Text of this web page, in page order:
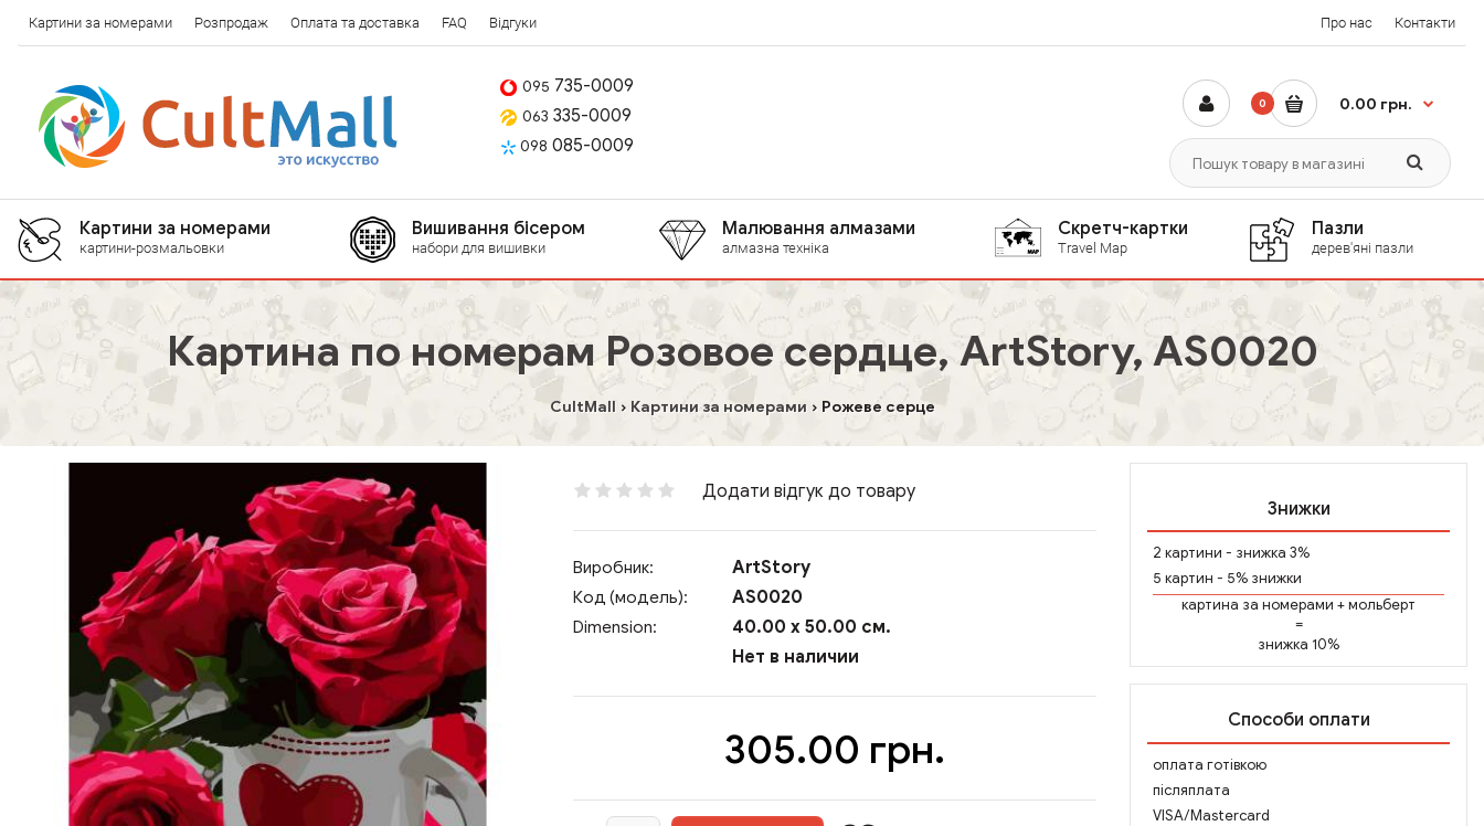
Картини за номерами Розпродаж Оплата та доставка FAQ Відгуки Про нас Контакти
095 735-0009
063 335-0009
098 085-0009
0 0.00 грн.
Картини за номерами
картини-розмальовки
Вишивання бісером
набори для вишивки
Малювання алмазами
алмазна техніка
Скретч-картки
Travel Map
Пазли
дерев'яні пазли
Картина по номерам Розовое сердце, ArtStory, AS0020
CultMall Картини за номерами Рожеве серце
Додати відгук до товару
Виробник: ArtStory
Код (модель): AS0020
Dimension:
40.00 x 50.00 см.
Нет в наличии
305.00 грн.
Знижки
2 картини - знижка 3%
5 картин - 5% знижки
картина за номерами +мольберт
=
знижка 10%
Способи оплати
оплата готівкою
післяплата
VISA/Mastercard